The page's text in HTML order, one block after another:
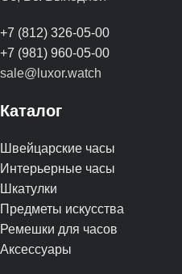
+7 (812) 326-05-00
+7 (981) 960-05-00
sale@luxor.watch
Каталог
Швейцарские часы
Интерьерные часы
Шкатулки
Предметы искусства
Ремешки для часов
Аксессуары